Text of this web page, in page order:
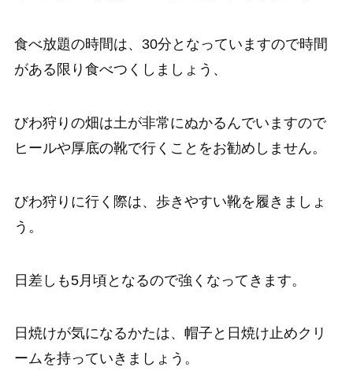
食べ放題の時間は、30分となっていますので時間
がある限り食べつくしましょう、
びわ狩りの畑は土が非常にぬかるんでいますので
ヒールや厚底の靴で行くことをお勧めしません。
びわ狩りに行く際は、歩きやすい靴を履きましょ
う。
日差しも5月頃となるので強くなってきます。
日焼けが気になるかたは、帽子と日焼け止めクリ
ームを持っていきましょう。